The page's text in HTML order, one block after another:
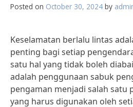
Posted on October 30, 2024 by
Keselamatan berlalu lintas
penting bagi setiap
satu hal yang tidak boleh
adalah penggunaan sabuk
pengaman menjadi salah satu
yang harus digunakan oleh